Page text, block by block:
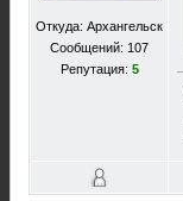
Откуда: Архангельск
Сообщений: 107
Репутация: 5